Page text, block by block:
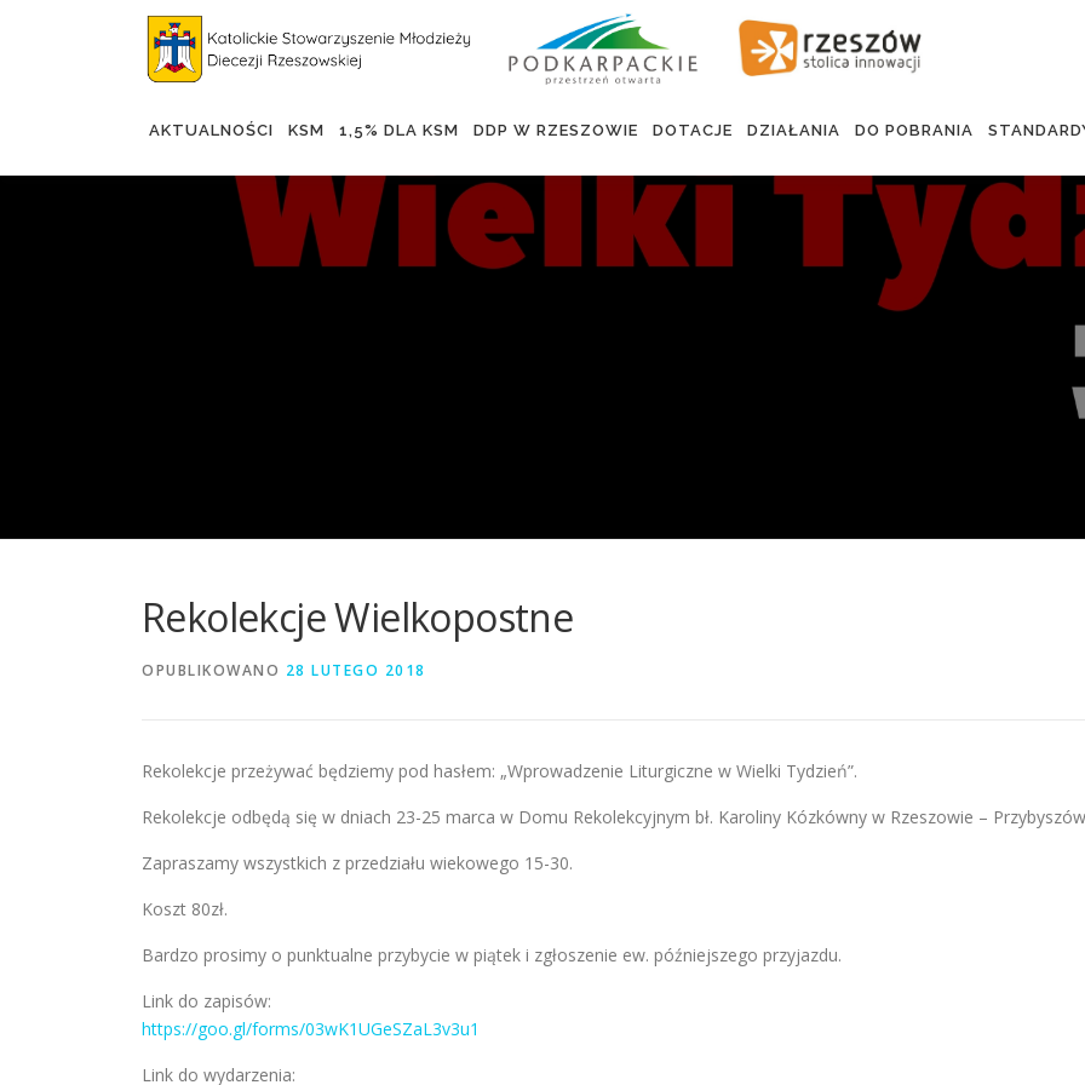
AKTUALNOŚCI KSM 1,5% DLA KSM DDP W RZESZOWIE DOTACJE DZIAŁANIA DO POBRANIA
Rekolekcje Wielkopostne
OPUBLIKOWANO 28 LUTEGO 2018
Rekolekcje przeżywać będziemy pod hasłem: „Wprowadzenie Liturgiczne w Wielki Tydzień”.
Rekolekcje odbędą się w dniach 23-25 marca w Domu Rekolekcyjnym bł. Karoliny Kózkówny w Rzeszowie –
Zapraszamy wszystkich z przedziału wiekowego 15-30.
Koszt 80zł.
Bardzo prosimy o punktualne przybycie w piątek i zgłoszenie ew. późniejszego przyjazdu.
Link do zapisów:
https://goo.gl/forms/03wK1UGeSZaL3v3u1
Link do wydarzenia: